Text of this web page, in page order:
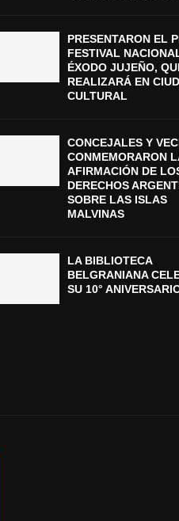
PRESENTARON EL
FESTIVAL
ÉXODO JUJEÑO,
REALIZARÁ EN
CULTURAL
CONCEJALES Y
CONMEMORARON
AFIRMACIÓN DE
DERECHOS
SOBRE LAS ISLAS
MALVINAS
LA BIBLIOTECA
BELGRANIANA
SU 10°